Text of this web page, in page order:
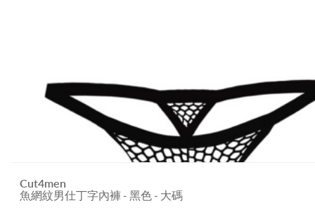
Cut4men
魚網紋男仕丁字內褲 - 黑色 - 大碼